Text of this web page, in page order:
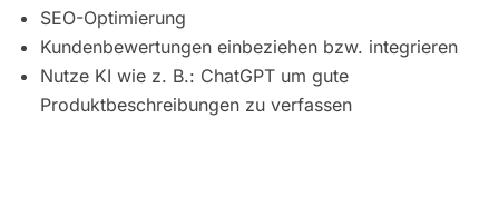
SEO-Optimierung
Kundenbewertungen einbeziehen bzw. integrieren
Nutze KI wie z. B.: ChatGPT um gute
Produktbeschreibungen zu verfassen